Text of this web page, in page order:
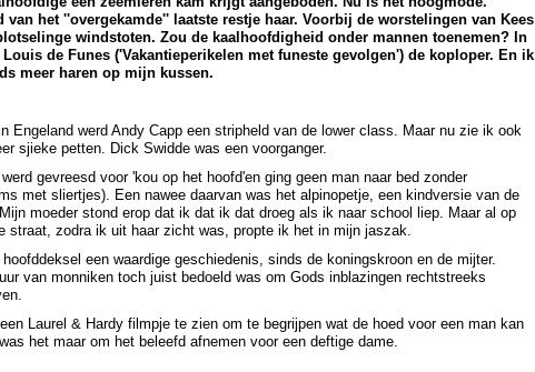
van het ''overgekamde'' laatste restje haar. Voorbij de worstelingen van Kees
windstoten. Zou de kaalhoofdigheid onder mannen toenemen? In
de Funes ('Vakantieperikelen met funeste gevolgen') de koploper. En ik
meer haren op mijn kussen.
Engeland werd Andy Capp een stripheld van de lower class. Maar nu zie ik ook
sjieke petten. Dick Swidde was een voorganger.
gevreesd voor 'kou op het hoofd'en ging geen man naar bed zonder
met sliertjes). Een nawee daarvan was het alpinopetje, een kindversie van de
moeder stond erop dat ik dat ik dat droeg als ik naar school liep. Maar al op
straat, zodra ik uit haar zicht was, propte ik het in mijn jaszak.
een waardige geschiedenis, sinds de koningskroon en de mijter.
van monniken toch juist bedoeld was om Gods inblazingen rechtstreeks
Laurel & Hardy filmpje te zien om te begrijpen wat de hoed voor een man kan
het maar om het beleefd afnemen voor een deftige dame.